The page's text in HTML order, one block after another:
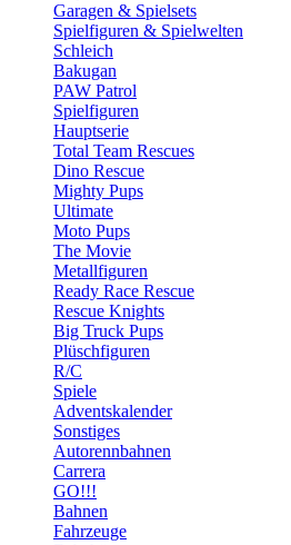
Garagen & Spielsets
Spielfiguren & Spielwelten
Schleich
Bakugan
PAW Patrol
Spielfiguren
Hauptserie
Total Team Rescues
Dino Rescue
Mighty Pups
Ultimate
Moto Pups
The Movie
Metallfiguren
Ready Race Rescue
Rescue Knights
Big Truck Pups
Plüschfiguren
R/C
Spiele
Adventskalender
Sonstiges
Autorennbahnen
Carrera
GO!!!
Bahnen
Fahrzeuge